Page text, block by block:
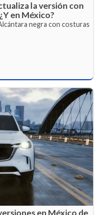
la versión con
en México?
negra con costuras
en México de